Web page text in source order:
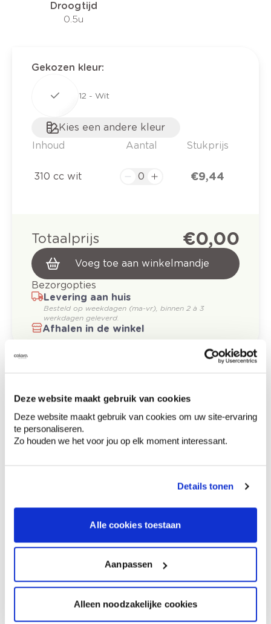
Deze website maakt gebruik van cookies
Deze website maakt gebruik van cookies om uw site-ervaring
te personaliseren.
Zo houden we het voor jou op elk moment interessant.
Details tonen
Alle cookies toestaan
Aanpassen
Alleen noodzakelijke cookies
Droogtijd
0.5u
Gekozen kleur:
12 - Wit
Kies een andere kleur
Inhoud
Aantal Stukprijs
310 cc wit € 9,44
Totaalprijs € 0,00
Voeg toe aan winkelmandje
Bezorgopties
Levering aan huis
Besteld op weekdagen (ma-vr), binnen 2 à 3
werkdagen geleverd.
Afhalen in de winkel
Etiketinformatie
Buiten het bereik van kinderen houden.
.alpha.-(methylfenyl)-.omega.-hydroxy-,
isothiazool-3-on. Kan een allergische reactie